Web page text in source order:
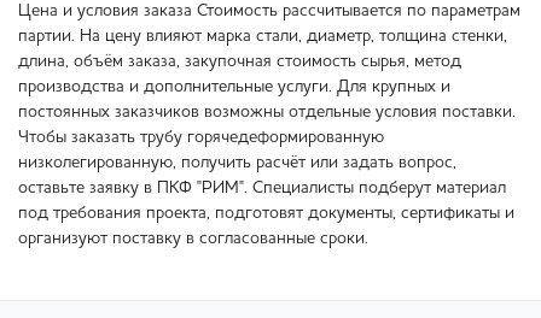
Цена и условия заказа Стоимость рассчитывается по параметрам
партии. На цену влияют марка стали, диаметр, толщина стенки,
длина, объём заказа, закупочная стоимость сырья, метод
производства и дополнительные услуги. Для крупных и
постоянных заказчиков возможны отдельные условия поставки.
Чтобы заказать трубу горячедеформированную
низколегированную, получить расчёт или задать вопрос,
оставьте заявку в ПКФ "РИМ". Специалисты подберут материал
под требования проекта, подготовят документы, сертификаты и
организуют поставку в согласованные сроки.